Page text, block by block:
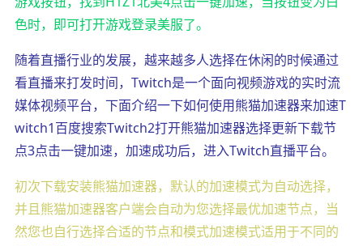
色时，即可打开游戏登录美服了。
随着直播行业的发展，越来越多人选择在休闲的时候通过
看直播来打发时间，Twitch是一个面向视频游戏的实时流
媒体视频平台，下面介绍一下如何使用熊猫加速器来加速T
witch1百度搜索Twitch2打开熊猫加速器选择更新下载节
点3点击一键加速，加速成功后，进入Twitch直播平台。
初次下载安装熊猫加速器，默认的加速模式为自动选择，
并且熊猫加速器客户端会自动为您选择最优加速节点，当
然您也自行选择合适的节点和模式加速模式适用于不同的